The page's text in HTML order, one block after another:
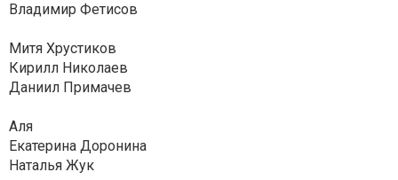
Владимир Фетисов
Митя Хрустиков
Кирилл Николаев
Даниил Примачев
Аля
Екатерина Доронина
Наталья Жук